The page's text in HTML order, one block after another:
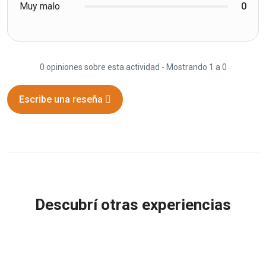
Muy malo
0
0 opiniones sobre esta actividad - Mostrando 1 a 0
Escribe una reseña
Descubrí otras experiencias